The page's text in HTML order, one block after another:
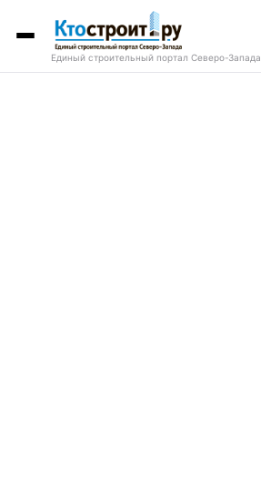
Единый строительный портал Северо-Запада